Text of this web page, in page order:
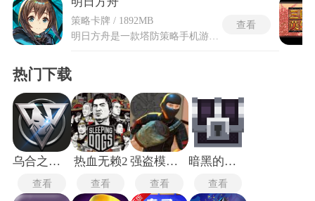
策略卡牌 / 1892MB
查看
热门下载
乌合之众正式版
查看
热血无赖2
查看
强盗模拟器
查看
暗黑的像素地牢
查看